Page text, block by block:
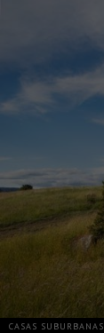
CASAS SUBURBANAS